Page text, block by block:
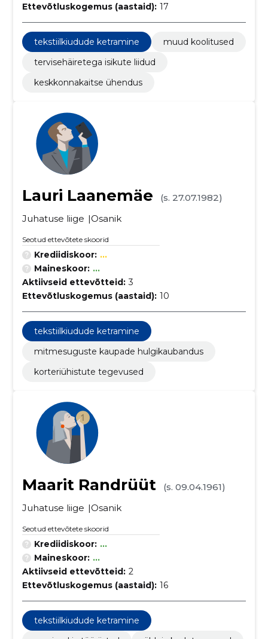
Ettevõtluskogemus (aastaid): 17
tekstiilkiudude ketramine
muud koolitused
tervisehäiretega isikute liidud
keskkonnakaitse ühendus
Lauri Laanemäe
(s. 27.07.1982)
Juhatuse liige
Osanik
Seotud ettevõtete skoorid
Krediidiskoor: ...
Maineskoor: ...
Aktiivseid ettevõtteid: 3
Ettevõtluskogemus (aastaid): 10
tekstiilkiudude ketramine
mitmesuguste kaupade hulgikaubandus
korteriühistute tegevused
Maarit Randrüüt
(s. 09.04.1961)
Juhatuse liige
Osanik
Seotud ettevõtete skoorid
Krediidiskoor: ...
Maineskoor: ...
Aktiivseid ettevõtteid: 2
Ettevõtluskogemus (aastaid): 16
tekstiilkiudude ketramine